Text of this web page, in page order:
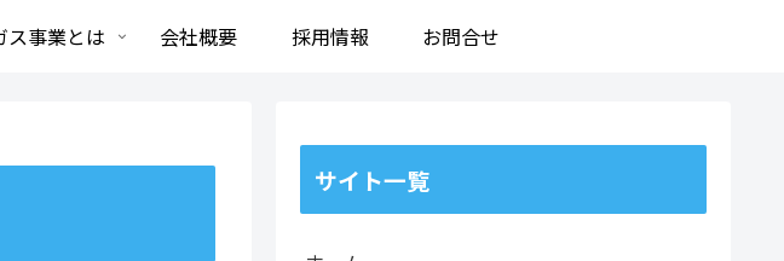
ス事業とは 会社概要 採用情報 お問合せ
サイト一覧